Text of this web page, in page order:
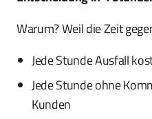
Warum? Weil die Zeit
Jede Stunde Ausfall
Jede Stunde ohne
Kunden